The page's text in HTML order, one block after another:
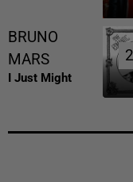
BRUNO
MARS
I Just Might